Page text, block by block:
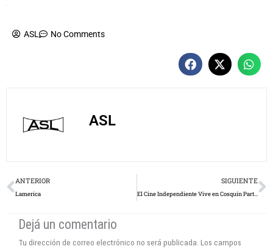
ASL No Comments
ASL
Prev
ANTERIOR
Lamerica
SIGUIENTE
El Cine Independiente Vive en Cosquín Parte 2
Dejá un comentario
Tu dirección de correo electrónico no será publicada. Los campos